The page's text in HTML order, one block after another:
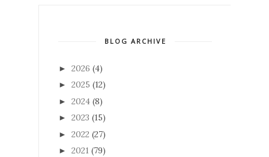
BLOG ARCHIVE
► 2026 (4)
► 2025 (12)
► 2024 (8)
► 2023 (15)
► 2022 (27)
► 2021 (79)